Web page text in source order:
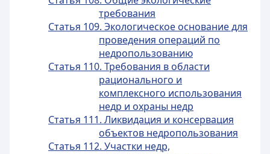
требования
Статья 109. Экологическое основание для
проведения операций по
недропользованию
Статья 110. Требования в области
рационального и
комплексного использования
недр и охраны недр
Статья 111. Ликвидация и консервация
объектов недропользования
Статья 112. Участки недр,